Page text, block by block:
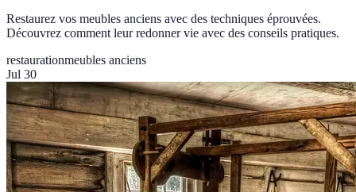
Restaurez vos meubles anciens avec des techniques éprouvées.
Découvrez comment leur redonner vie avec des conseils pratiques.
restaurationmeubles anciens
Jul 30